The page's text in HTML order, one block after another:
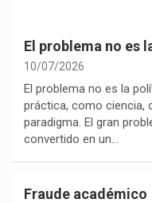
El problema no es
10/07/2026
El problema no es la
práctica, como ciencia,
paradigma. El gran
convertido en un…
Fraude académico